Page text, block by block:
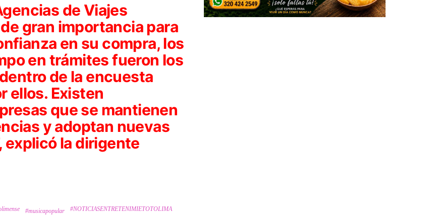
de Viajes
gran importancia para
en su compra, los
en trámites fueron los
de la encuesta
ellos. Existen
que se mantienen
y adoptan nuevas
explicó la dirigente
#musicapopular
#NOTICIASENTRETENIMIETOTOLIMA